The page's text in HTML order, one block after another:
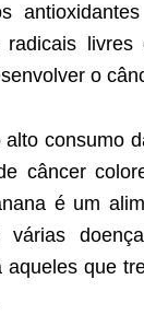
radicais livres
o
consumo
câncer
é um
aqueles que